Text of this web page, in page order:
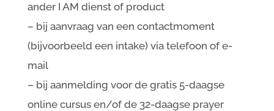
ander I AM dienst of product
– bij aanvraag van een contactmoment
(bijvoorbeeld een intake) via telefoon of e-
mail
– bij aanmelding voor de gratis 5-daagse
online cursus en/of de 32-daagse prayer